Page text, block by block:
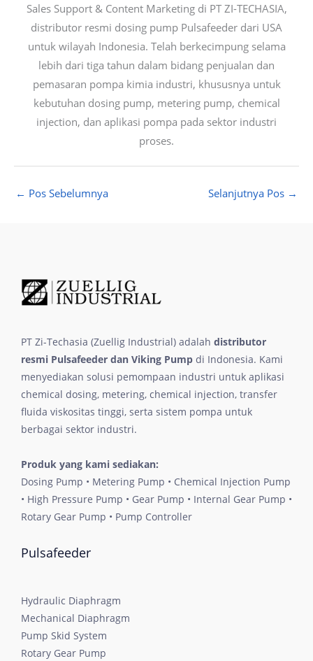
Sales Support & Content Marketing di PT ZI-TECHASIA,
distributor resmi dosing pump Pulsafeeder dari USA
untuk wilayah Indonesia. Telah berkecimpung selama
lebih dari tiga tahun dalam bidang penjualan dan
pemasaran pompa kimia industri, khususnya untuk
kebutuhan dosing pump, metering pump, chemical
injection, dan aplikasi pompa pada sektor industri
proses.
← Pos Sebelumnya Selanjutnya Pos →
PT Zi-Techasia (Zuellig Industrial) adalah distributor
resmi Pulsafeeder dan Viking Pump di Indonesia. Kami
menyediakan solusi pemompaan industri untuk aplikasi
chemical dosing, metering, chemical injection, transfer
fluida viskositas tinggi, serta sistem pompa untuk
berbagai sektor industri.
Produk yang kami sediakan:
Dosing Pump • Metering Pump • Chemical Injection Pump
• High Pressure Pump • Gear Pump • Internal Gear Pump •
Rotary Gear Pump • Pump Controller
Pulsafeeder
Hydraulic Diaphragm
Mechanical Diaphragm
Pump Skid System
Rotary Gear Pump